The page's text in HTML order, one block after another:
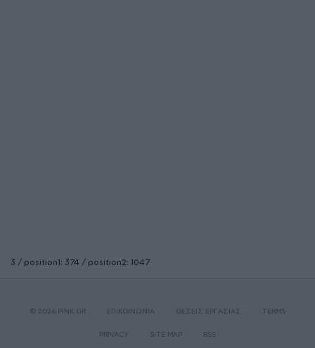
3 / position1: 374 / position2: 1047
© 2026 PINK.GR ΕΠΙΚΟΙΝΩΝΙΑ ΘΕΣΕΙΣ ΕΡΓΑΣΙΑΣ TERMS
PRIVACY SITE MAP
RSS